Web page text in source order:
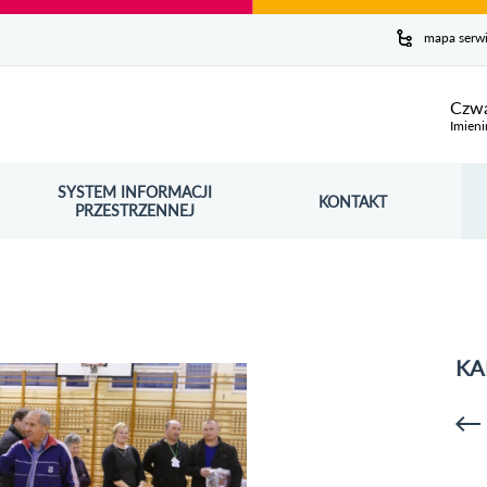
mapa
SYSTEM INFORMACJI
PRZESTRZENNEJ
OTWORZY SIĘ W NOWYM OKNIE KONTAKT